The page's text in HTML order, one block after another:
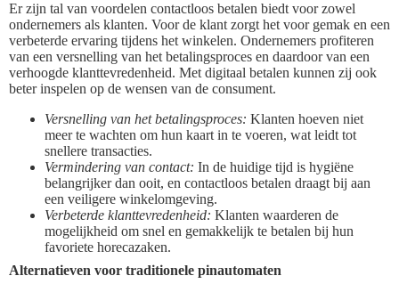
Er zijn tal van voordelen contactloos betalen biedt voor zowel
ondernemers als klanten. Voor de klant zorgt het voor gemak en een
verbeterde ervaring tijdens het winkelen. Ondernemers profiteren
van een versnelling van het betalingsproces en daardoor van een
verhoogde klanttevredenheid. Met digitaal betalen kunnen zij ook
beter inspelen op de wensen van de consument.
Versnelling van het betalingsproces: Klanten hoeven niet
meer te wachten om hun kaart in te voeren, wat leidt tot
snellere transacties.
Vermindering van contact: In de huidige tijd is hygiëne
belangrijker dan ooit, en contactloos betalen draagt bij aan
een veiligere winkelomgeving.
Verbeterde klanttevredenheid: Klanten waarderen de
mogelijkheid om snel en gemakkelijk te betalen bij hun
favoriete horecazaken.
Alternatieven voor traditionele pinautomaten